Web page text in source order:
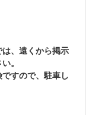
、遠くから掲示
。
すので、駐車し